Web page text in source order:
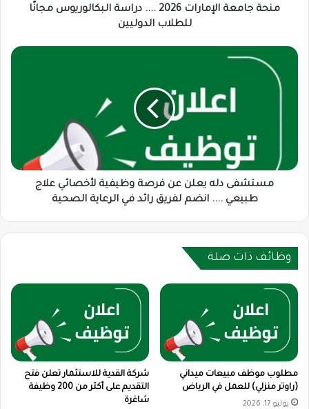
الدوليين
منحة جامعة الإمارات 2026 .... دراسة البكالوريوس مجانًا
للطلاب الدوليين
مستشفى
يعلن
طبيعي
الرعاية
الصحية
مستشفى دله يعلن عن فرصة وظيفية لأخصائي علاج
طبيعي .... انضم لفريق رائد في الرعاية الصحية
وظائف ذات صلة
مطلوب موظف مبيعات ميداني
(راوتر منزلي) للعمل في الرياض
يوليو 17, 2026
شركة القدية للاستثمار تعلن فتح
التقديم على أكثر من 200 وظيفة
شاغرة